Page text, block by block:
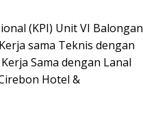
(KPI) Unit VI Balongan
sama Teknis dengan
Sama dengan Lanal
Hotel &